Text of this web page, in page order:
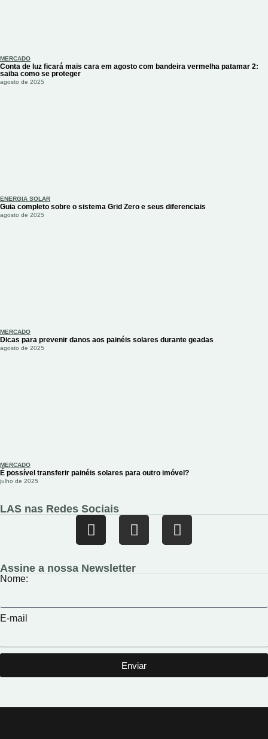
MERCADO
Conta de luz ficará mais cara em agosto com bandeira vermelha patamar 2:
saiba como se proteger
agosto de 2025
ENERGIA SOLAR
Guia completo sobre o sistema Grid Zero e seus diferenciais
agosto de 2025
MERCADO
Dicas para prevenir danos aos painéis solares durante geadas
agosto de 2025
MERCADO
É possível transferir painéis solares para outro imóvel?
julho de 2025
LAS nas Redes Sociais
Assine a nossa Newsletter
Nome:
E-mail
Enviar